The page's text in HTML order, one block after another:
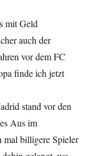
mit Geld
auch der
vor dem FC
finde ich jetzt
stand vor den
Aus im
mal billigere Spieler